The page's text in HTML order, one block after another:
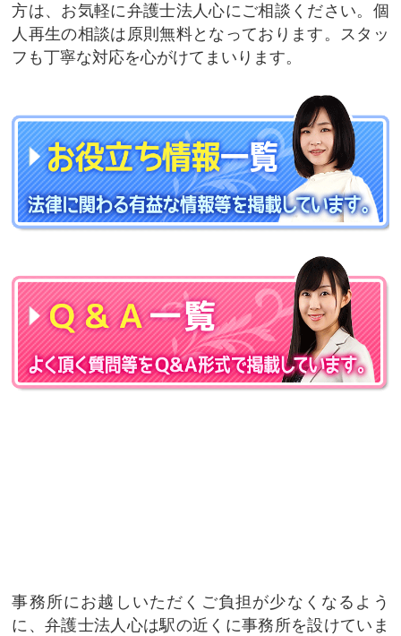
方は、お気軽に弁護士法人心にご相談ください。個
人再生の相談は原則無料となっております。スタッ
フも丁寧な対応を心がけてまいります。
事務所にお越しいただくご負担が少なくなるよう
に、弁護士法人心は駅の近くに事務所を設けていま